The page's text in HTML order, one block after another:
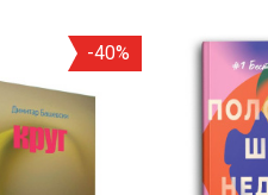
-40%